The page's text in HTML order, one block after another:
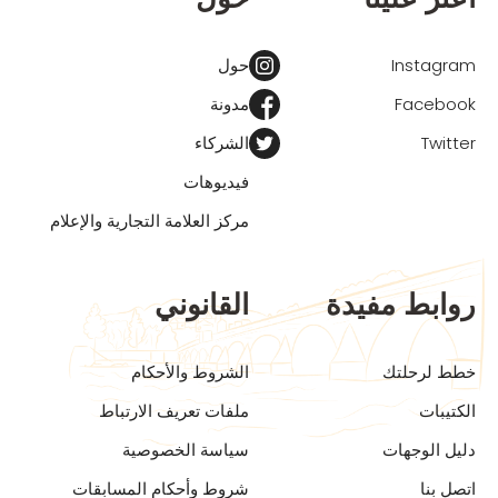
Instagram
Facebook
Twitter
حول
مدونة
الشركاء
فيديوهات
مركز العلامة التجارية والإعلام
روابط مفيدة
خطط لرحلتك
الكتيبات
دليل الوجهات
اتصل بنا
القانوني
الشروط والأحكام
ملفات تعريف الارتباط
سياسة الخصوصية
شروط وأحكام المسابقات